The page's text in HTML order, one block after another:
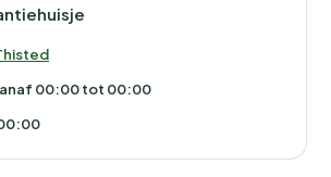
00:00 tot 00:00